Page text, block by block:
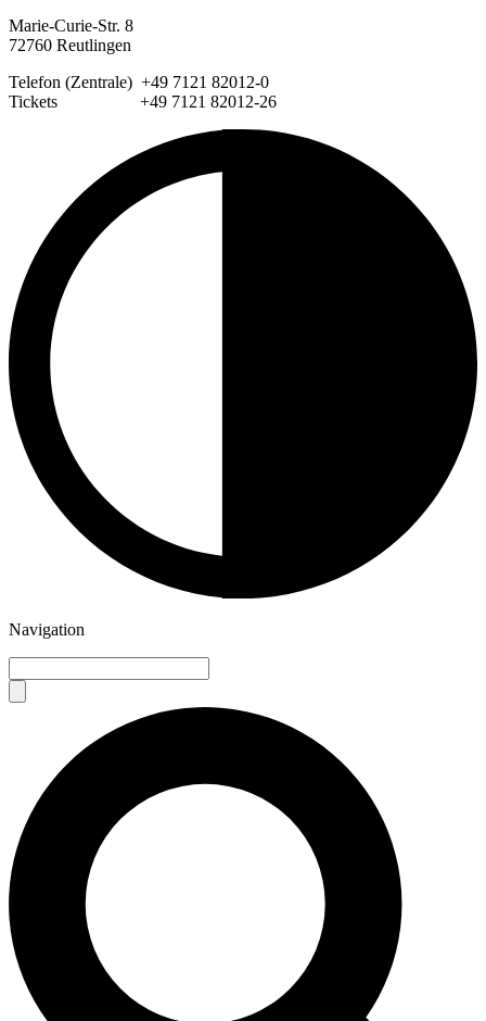
Marie-Curie-Str. 8
72760 Reutlingen
Telefon (Zentrale) +49 7121 82012-0
Tickets +49 7121 82012-26
Navigation